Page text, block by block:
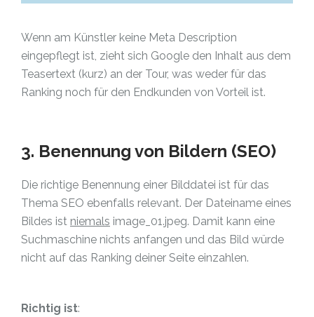
Wenn am Künstler keine Meta Description
eingepflegt ist, zieht sich Google den Inhalt aus dem
Teasertext (kurz) an der Tour, was weder für das
Ranking noch für den Endkunden von Vorteil ist.
3. Benennung von Bildern (SEO)
Die richtige Benennung einer Bilddatei ist für das
Thema SEO ebenfalls relevant. Der Dateiname eines
Bildes ist niemals image_01.jpeg. Damit kann eine
Suchmaschine nichts anfangen und das Bild würde
nicht auf das Ranking deiner Seite einzahlen.
Richtig ist: